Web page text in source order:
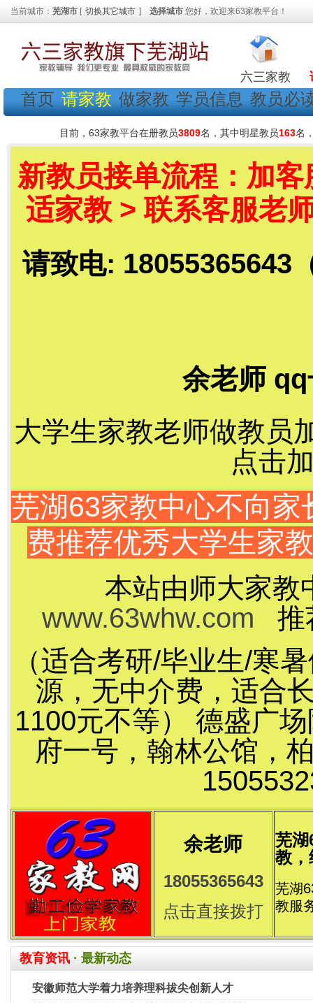
当前城市： 芜湖市 [ 切换其它城市 ] 选择城市 您好，欢迎来63家教平台！
六三家教
首页 请家教 做家教 学员信息 教员必
目前，63家教平台在册教员3809名，其中明星教员163名
新教员接单流程：加
适家教 > 联系客服老
请致电: 18055365643
余老师
大学生家教老师做教员
点击
芜湖63家教中心不向
费推荐优秀大学生家
本站由师大家教
www.63whw.com 推
（适合考研/毕业生/寒
源，无中介费，适合
1100元不等） 德盛广
府一号，翰林公馆，
余老师
18055365643
点击直接拨打
芜湖
教，
芜湖
教服
教育资讯 · 最新动态
安徽师范大学着力培养理科拔尖创新人才